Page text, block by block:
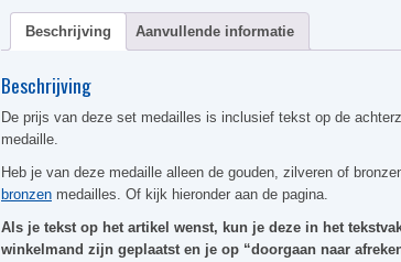
Beschrijving Aanvullende informatie
Beschrijving
De prijs van deze set medailles is inclusief tekst op de
medaille.
Heb je van deze medaille alleen de gouden, zilveren of
bronzen medailles. Of kijk hieronder aan de pagina.
Als je tekst op het artikel wenst, kun je deze in het
winkelmand zijn geplaatst en je op “doorgaan naar